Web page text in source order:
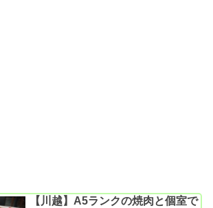
【川越】A5ランクの焼肉と個室で